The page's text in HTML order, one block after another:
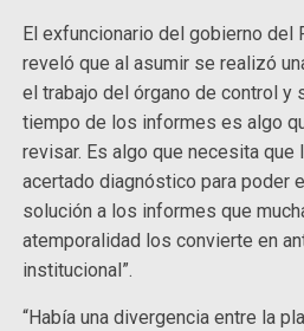
El exfuncionario del gobierno del
reveló que al asumir se realizó
el trabajo del órgano de control y
tiempo de los informes es algo
revisar. Es algo que necesita que
acertado diagnóstico para poder
solución a los informes que
atemporalidad los convierte en
institucional”.
“Había una divergencia entre la